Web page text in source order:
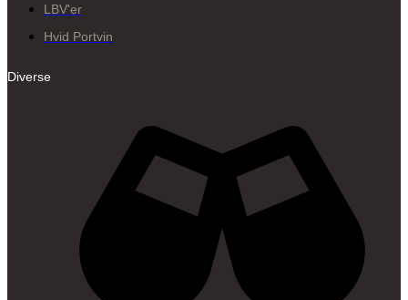
LBV'er
Hvid Portvin
Diverse